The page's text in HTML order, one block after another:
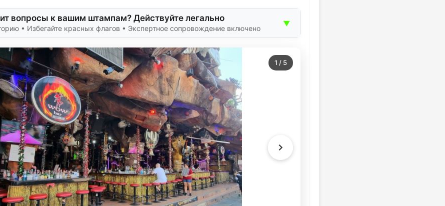
вопросы к вашим штампам? Действуйте легально
• Избегайте красных флагов • Экспертное сопровождение включено
▼
1 / 5